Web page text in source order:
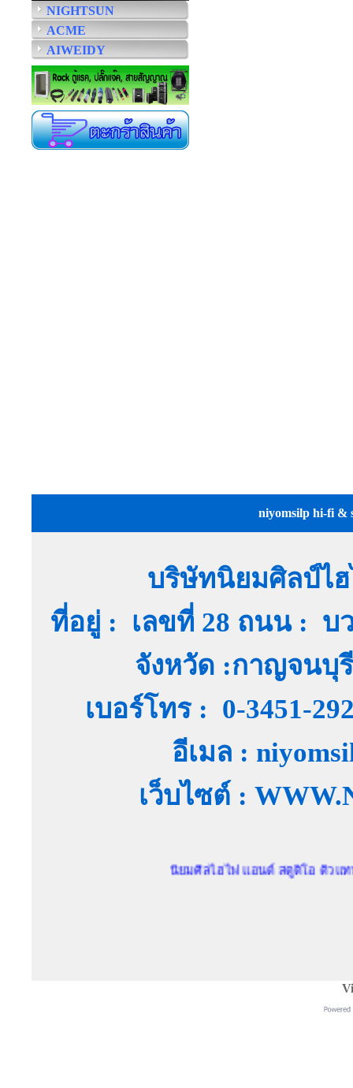
NIGHTSUN
ACME
AIWEIDY
niyomsilp hi-fi &
บริษัทนิยมศิลป์ไ
ที่อยู่ : เลขที่ 28 ถนน : บ
จังหวัด :กาญจน
เบอร์โทร : 0-3451-
อีเมล :
เว็บไซต์ :
นิยมศิลไฮไฟ แอนด์ สตูดิโอ ตัวแทนจำหน่า